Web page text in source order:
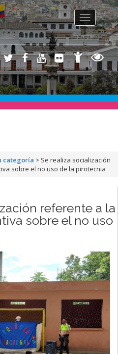
Toggle
navigation
categoría > Se realiza socialización
sobre el no uso de la pirotecnia
referente a la
sobre el no uso